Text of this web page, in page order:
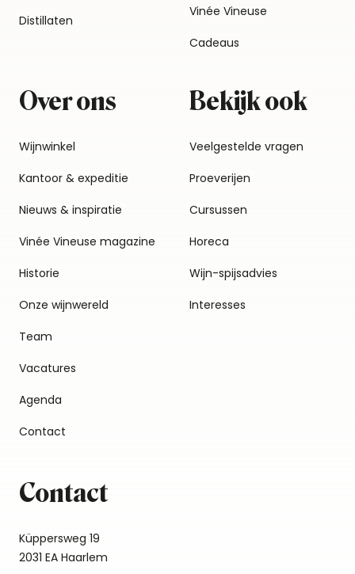
Distillaten
Vinée Vineuse
Cadeaus
Over ons
Wijnwinkel
Kantoor & expeditie
Nieuws & inspiratie
Vinée Vineuse magazine
Historie
Onze wijnwereld
Team
Vacatures
Agenda
Contact
Bekijk ook
Veelgestelde vragen
Proeverijen
Cursussen
Horeca
Wijn-spijsadvies
Interesses
Contact
Küppersweg 19
2031 EA Haarlem